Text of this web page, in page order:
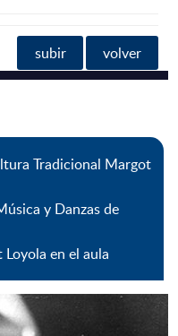
subir volver
Tradicional Margot
y Danzas de
en el aula